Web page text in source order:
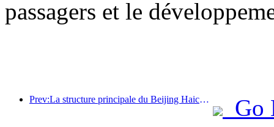
passagers et le
Prev:La structure principale du Beijing Haichang Ocean Park devrait atteindre son point culminant d'ici la fin de l'année, l'achèvement et l'ouverture étant prévus pour 2027.
Go